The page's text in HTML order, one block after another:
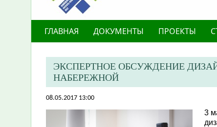
ГЛАВНАЯ ДОКУМЕНТЫ ПРОЕКТЫ
ЭКСПЕРТНОЕ ОБСУЖДЕНИЕ
НАБЕРЕЖНОЙ
08.05.2017 13:00
3